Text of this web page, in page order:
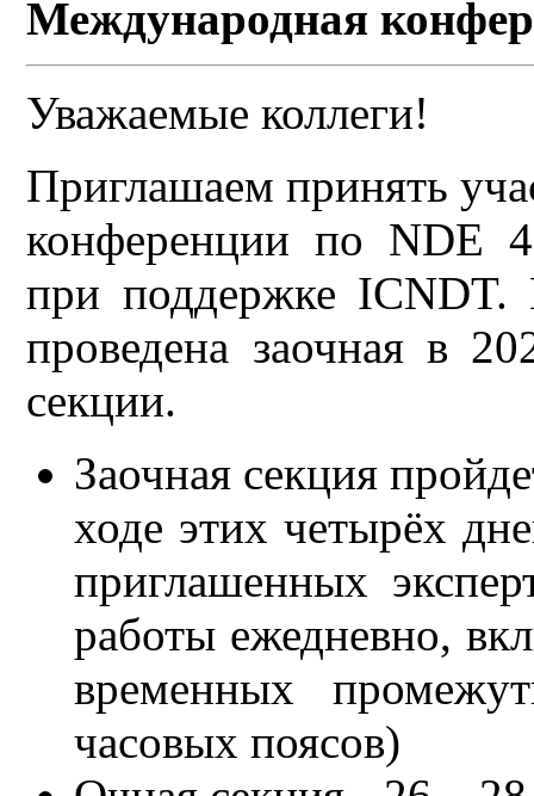
Международная
Уважаемые коллеги!
Приглашаем принять
конференции по NDE
при поддержке ICNDT.
проведена заочная в
секции.
Заочная секция
ходе этих четырёх
приглашенных
работы ежедневно,
временных
часовых поясов)